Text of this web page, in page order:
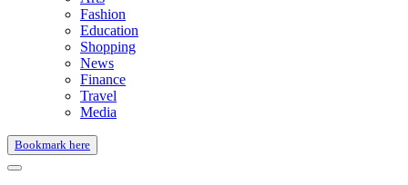
Fashion
Education
Shopping
News
Finance
Travel
Media
Bookmark here